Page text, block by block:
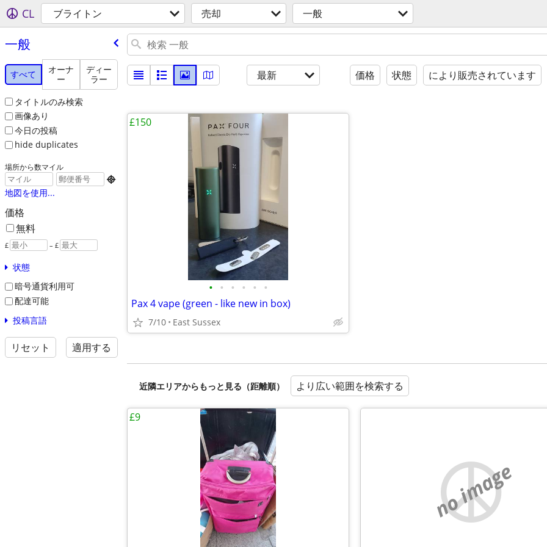
CL ブライトン 売却 一般
一般
すべて
オーナ
ー
ディー
ラー
タイトルのみ検索
画像あり
今日の投稿
hide duplicates
場所から数マイル

地図を使用...
価格
無料
£ – £
状態
暗号通貨利用可
配達可能
投稿言語
リセット 適用する
最新 価格 状態 により販売されています
• • • • • •
Pax 4 vape (green - like new in box)
7/10 East Sussex
£150
近隣エリアからもっと見る（距離順） より広い範囲を検索する
£9
no image